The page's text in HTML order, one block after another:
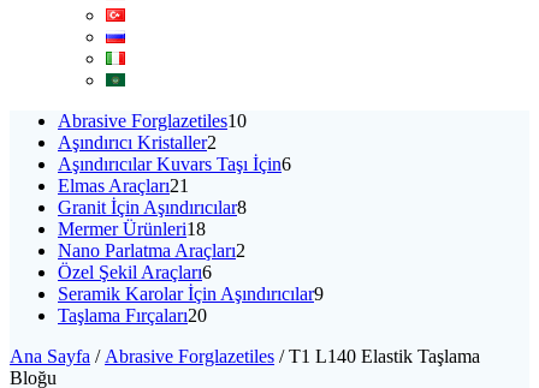
Abrasive Forglazetiles1010
Aşındırıcı Kristaller2
ürün
Aşındırıcılar Kuvars Taşı İçin66
Elmas Araçları21
ürün
Granit İçin Aşındırıcılar88
Mermer Ürünleri1818
ürün
Nano Parlatma Araçları2
Özel Şekil Araçları66
ürün
Seramik Karolar İçin Aşındırıcılar99
Taşlama Fırçaları2020
Ana Sayfa / Abrasive Forglazetiles / T1 L140 Elastik Taşlama
Bloğu